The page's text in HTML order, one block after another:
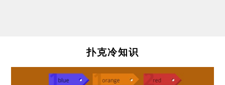
扑克冷知识